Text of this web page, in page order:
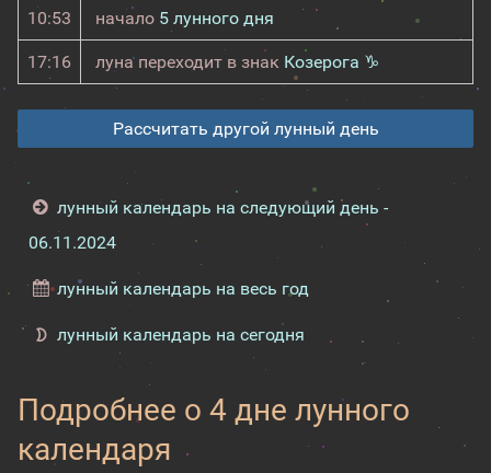
10:53 начало 5 лунного дня
17:16 луна переходит в знак Козерога ♑
Рассчитать другой лунный день
лунный календарь на следующий день -
06.11.2024
лунный календарь на весь год
лунный календарь на сегодня
Подробнее о 4 дне лунного
календаря